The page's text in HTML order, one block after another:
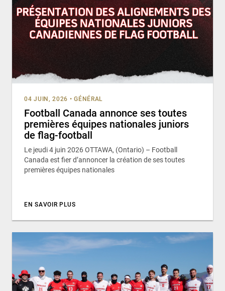
04 JUIN, 2026 • GÉNÉRAL
Football Canada annonce ses toutes
premières équipes nationales juniors
de flag-football
Le jeudi 4 juin 2026 OTTAWA, (Ontario) – Football
Canada est fier d’annoncer la création de ses toutes
premières équipes nationales
EN SAVOIR PLUS